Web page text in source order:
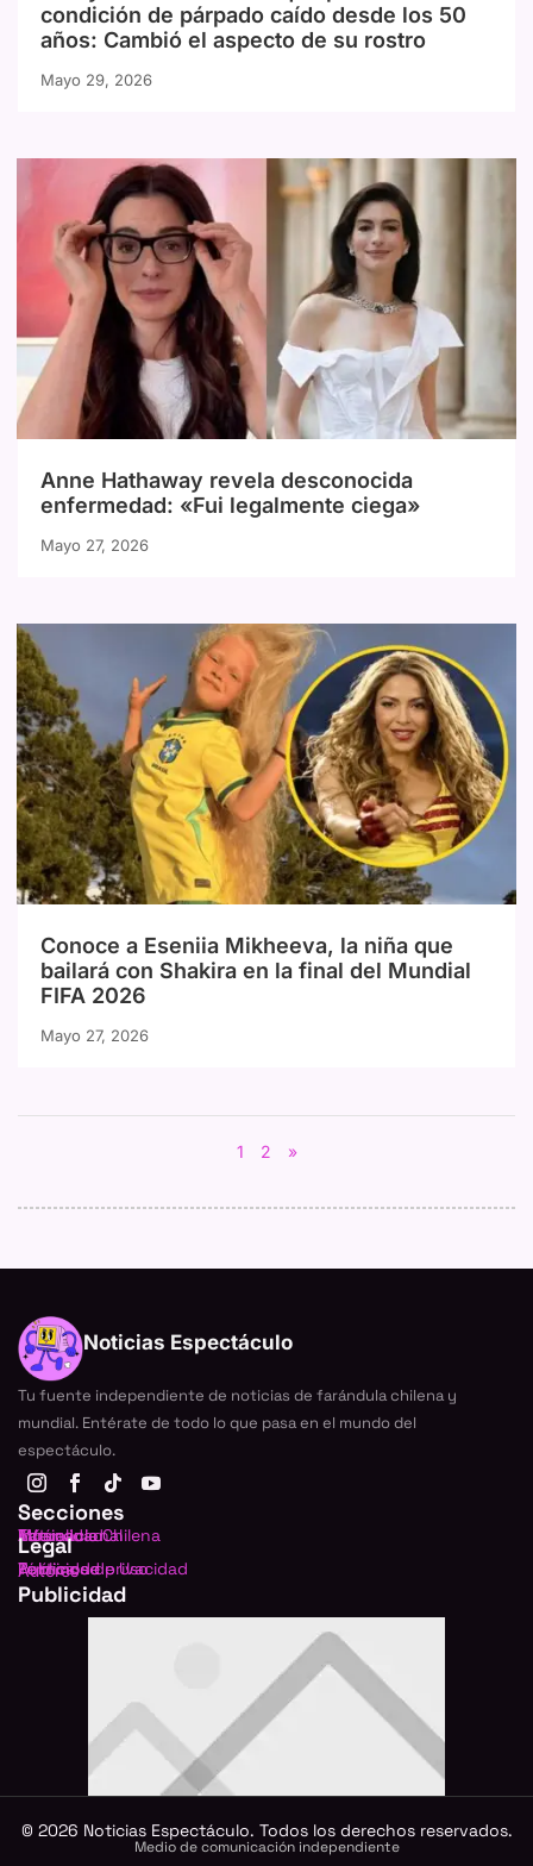
condición de párpado caído desde los 50
años: Cambió el aspecto de su rostro
Mayo 29, 2026
Anne Hathaway revela desconocida
enfermedad: «Fui legalmente ciega»
Mayo 27, 2026
Conoce a Eseniia Mikheeva, la niña que
bailará con Shakira en la final del Mundial
FIFA 2026
Mayo 27, 2026
1 2 »
Noticias Espectáculo
Tu fuente independiente de noticias de farándula chilena y
mundial. Entérate de todo lo que pasa en el mundo del
espectáculo.
Secciones
Farándula Chilena
Internacional
TV
Música
Actualidad
Legal
Política de privacidad
Términos de Uso
Publicidad
Autores
Publicidad
© 2026 Noticias Espectáculo. Todos los derechos reservados.
Medio de comunicación independiente